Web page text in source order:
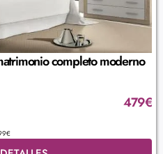
completo moderno
479€